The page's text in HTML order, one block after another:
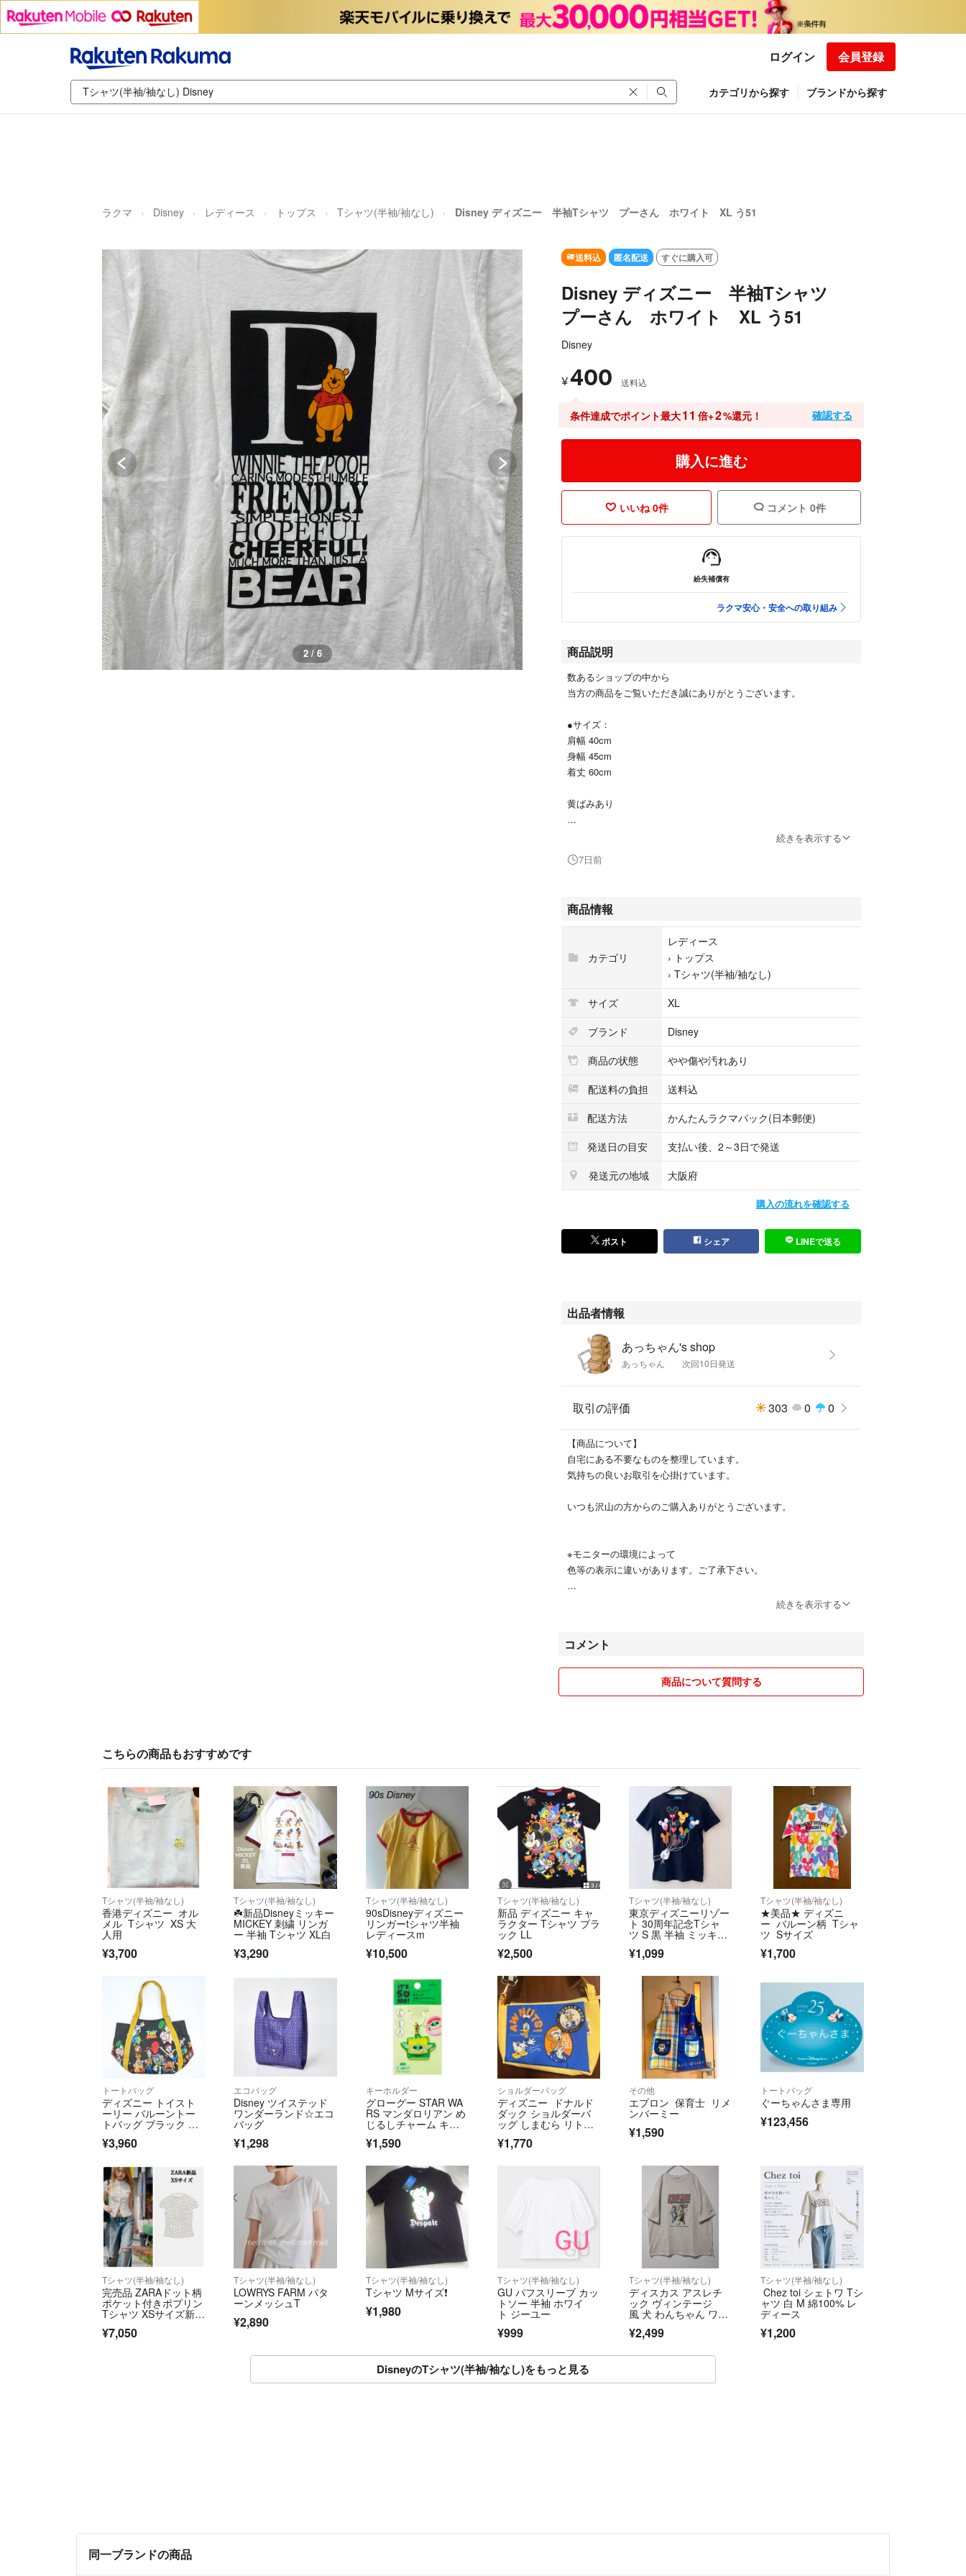
ログイン 会員登録
カテゴリから探す ブランドから探す
ラクマ Disney レディース トップス Tシャツ(半袖/袖なし) Disney ディズニー 半袖Tシャツ プーさん ホワイト XL う51
3 / 6
送料込 匿名配送 すぐに購入可
Disney ディズニー 半袖Tシャツ
プーさん ホワイト XL う51
Disney
¥400 送料込
条件達成でポイント最大11 倍+2%還元！ 確認する
購入に進む
いいね 0件 コメント 0件
紛失補償有
ラクマ安心・安全への取り組み
商品説明
数あるショップの中から
当方の商品をご覧いただき誠にありがとうございます。
●サイズ：
肩幅 40cm
身幅 45cm
着丈 60cm
黄ばみあり
素人の採寸ですので若干の誤差はご了承ください。
土日祝、平日15時以降コメント返信、発送対応はしておりません。
続きを表示する
7日前
商品情報
カテゴリ
レディース
› トップス
› Tシャツ(半袖/袖なし)
サイズ
XL
ブランド
Disney
商品の状態
やや傷や汚れあり
配送料の負担
送料込
配送方法
かんたんラクマパック(日本郵便)
発送日の目安
支払い後、2～3日で発送
発送元の地域
大阪府
購入の流れを確認する
ポスト シェア LINEで送る
出品者情報
あっちゃん's shop
あっちゃん 次回10日発送
取引の評価 303 0 0
【商品について】
自宅にある不要なものを整理しています。
気持ちの良いお取引を心掛けています。
いつも沢山の方からのご購入ありがとうございます。
※モニターの環境によって
色等の表示に違いがあります。ご了承下さい。
平日9：00-15：00のみとなっております。
金曜日にご購入の方は月曜日発送です。
必ず評価前に商品の確認よろしくお願い致します。
続きを表示する
コメント
商品について質問する
こちらの商品もおすすめです
Tシャツ(半袖/袖なし)
香港ディズニー オル
メル Tシャツ XS 大
人用
¥3,700
Tシャツ(半袖/袖なし)
☘️新品Disneyミッキー
MICKEY 刺繍 リンガ
ー 半袖 Tシャツ XL白
¥3,290
Tシャツ(半袖/袖なし)
90sDisneyディズニー
リンガーtシャツ半袖
レディースm
¥10,500
Tシャツ(半袖/袖なし)
新品 ディズニー キャ
ラクター Tシャツ ブラ
ック LL
¥2,500
Tシャツ(半袖/袖なし)
東京ディズニーリゾー
ト 30周年記念Tシャ
ツ S 黒 半袖 ミッキー
¥1,099
Tシャツ(半袖/袖なし)
★美品★ ディズニ
ー バルーン柄 Tシャ
ツ Sサイズ
¥1,700
トートバッグ
ディズニー トイスト
ーリー バルーントー
トバッグ ブラック Dis
¥3,960
エコバッグ
Disney ツイステッド
ワンダーランド☆エコ
バッグ
¥1,298
キーホルダー
グローグー STAR WA
RS マンダロリアン め
じるしチャーム キー
¥1,590
ショルダーバッグ
ディズニー ドナルド
ダック ショルダーバ
ッグ しまむら リトシ
¥1,770
その他
エプロン 保育士 リメ
ンバーミー
¥1,590
トートバッグ
ぐーちゃんさま専用
¥123,456
Tシャツ(半袖/袖なし)
完売品 ZARAドット柄
ポケット付きポプリン
Tシャツ XSサイズ新品
¥7,050
Tシャツ(半袖/袖なし)
LOWRYS FARM パタ
ーンメッシュT
¥2,890
Tシャツ(半袖/袖なし)
Tシャツ Mサイズ❗️
¥1,980
Tシャツ(半袖/袖なし)
GU パフスリーブ カッ
トソー 半袖 ホワイ
ト ジーユー
¥999
Tシャツ(半袖/袖なし)
ディスカス アスレチ
ック ヴィンテージ
風 犬 わんちゃん ワイ
イズ
¥2,499
Tシャツ(半袖/袖なし)
Chez toi シェトワ Tシ
ャツ 白 M 綿100% レ
ディース
¥1,200
DisneyのTシャツ(半袖/袖なし)をもっと見る
同一ブランドの商品